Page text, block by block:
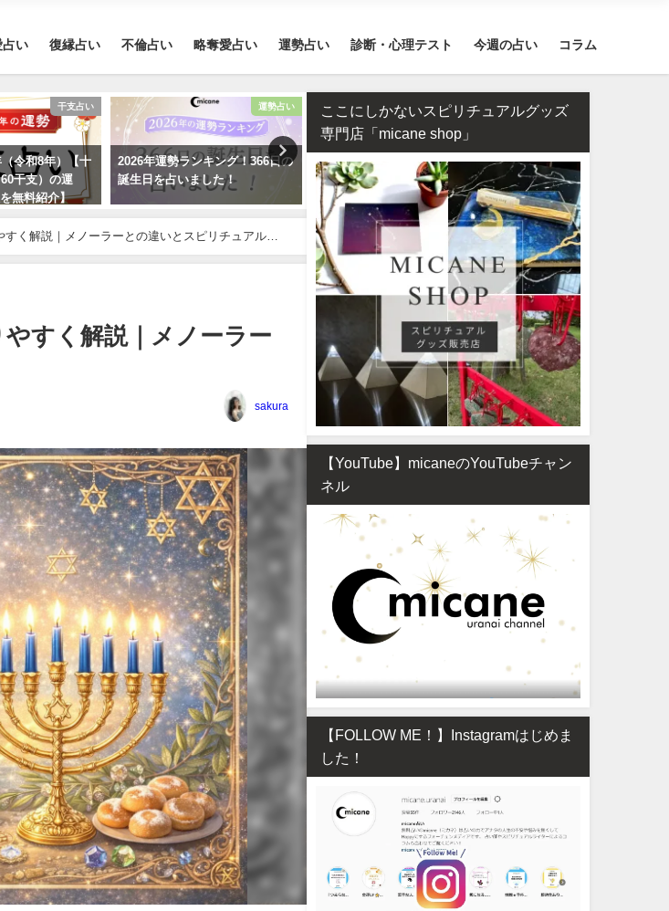
占い 復縁占い 不倫占い 略奪愛占い 運勢占い 診断・心理テスト 今週の占い コラム
干支占い
令和8年）【十
干支）の運
無料紹介】
運勢占い
2026年運勢ランキング！366日の
誕生日を占いました！
12星座
【2026年】12星座別の運勢まと
め
タロット占い・彼氏からの
が来ない理由は？待つほう
い？
く解説｜メノーラーとの違いとスピリチュアルな
すく解説｜メノーラー
sakura
ここにしかないスピリチュアルグッズ
専門店「micane shop」
【YouTube】micaneのYouTubeチャン
ネル
【FOLLOW ME！】Instagramはじめま
した！